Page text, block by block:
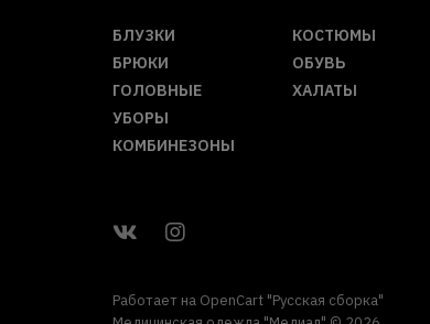
БЛУЗКИ
БРЮКИ
ГОЛОВНЫЕ
УБОРЫ
КОМБИНЕЗОНЫ
КОСТЮМЫ
ОБУВЬ
ХАЛАТЫ
Работает на OpenCart "Русская сборка"